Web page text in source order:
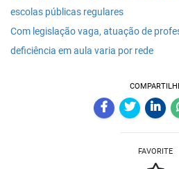
escolas públicas regulares
Com legislação vaga, atuação de
deficiência em aula varia por rede
FAVORITE